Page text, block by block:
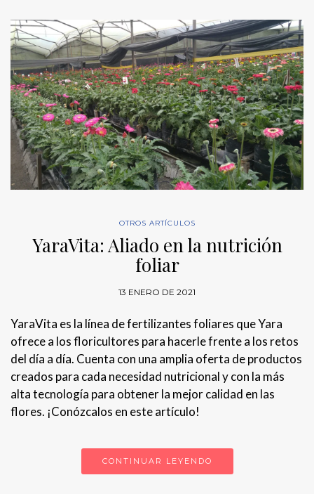
OTROS ARTÍCULOS
YaraVita: Aliado en la nutrición
foliar
13 ENERO DE 2021
YaraVita es la línea de fertilizantes foliares que Yara
ofrece a los floricultores para hacerle frente a los retos
del día a día. Cuenta con una amplia oferta de productos
creados para cada necesidad nutricional y con la más
alta tecnología para obtener la mejor calidad en las
flores. ¡Conózcalos en este artículo!
CONTINUAR LEYENDO